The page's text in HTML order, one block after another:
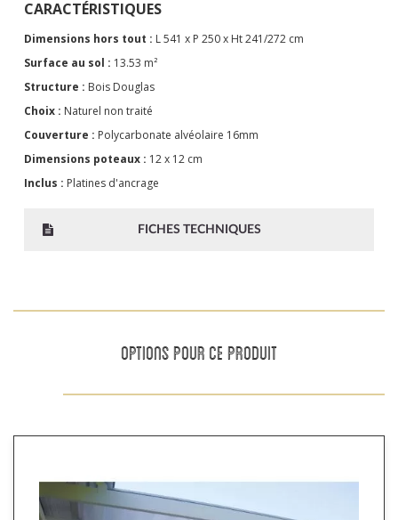
CARACTÉRISTIQUES
Dimensions hors tout : L 541 x P 250 x Ht 241/272 cm
Surface au sol : 13.53 m²
Structure : Bois Douglas
Choix : Naturel non traité
Couverture : Polycarbonate alvéolaire 16mm
Dimensions poteaux : 12 x 12 cm
Inclus : Platines d'ancrage
FICHES TECHNIQUES
OPTIONS POUR CE PRODUIT